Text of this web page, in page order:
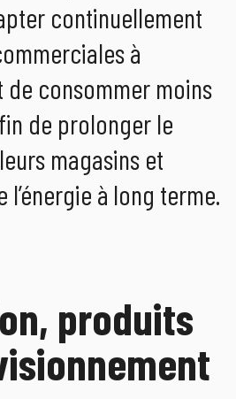
continuellement
à
consommer moins
de prolonger le
magasins et
l’énergie à long terme.
produits